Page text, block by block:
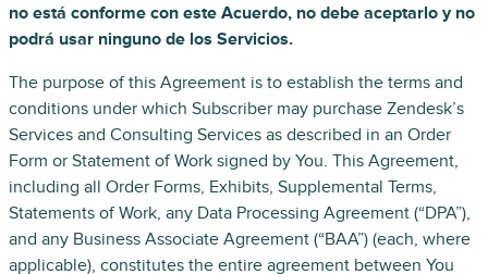
no está conforme con este Acuerdo, no debe aceptarlo y no
podrá usar ninguno de los Servicios.
The purpose of this Agreement is to establish the terms and
conditions under which Subscriber may purchase Zendesk’s
Services and Consulting Services as described in an Order
Form or Statement of Work signed by You. This Agreement,
including all Order Forms, Exhibits, Supplemental Terms,
Statements of Work, any Data Processing Agreement (“DPA”),
and any Business Associate Agreement (“BAA”) (each, where
applicable), constitutes the entire agreement between You